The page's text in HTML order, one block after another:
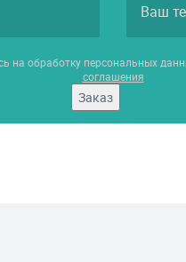
на обработку персональных
соглашения
Заказ